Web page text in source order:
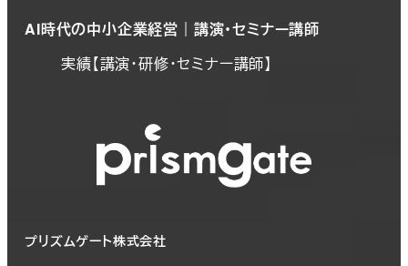
AI時代の中小企業経営｜講演・セミナー講師
実績【講演・研修・セミナー講師】
プリズムゲート株式会社